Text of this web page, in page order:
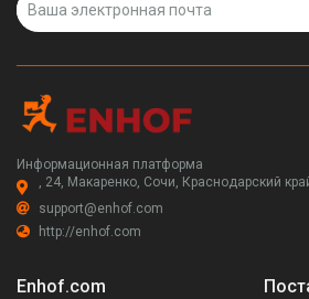
Информационная платформа
, 24, Макаренко, Сочи, Краснодарский
support@enhof.com
http://enhof.com
Enhof.com